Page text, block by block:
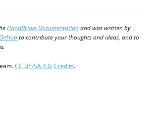
HandBrake Documentationand was written by
to contribute your thoughts and ideas, and to
CC BY-SA 4.0.Credits.